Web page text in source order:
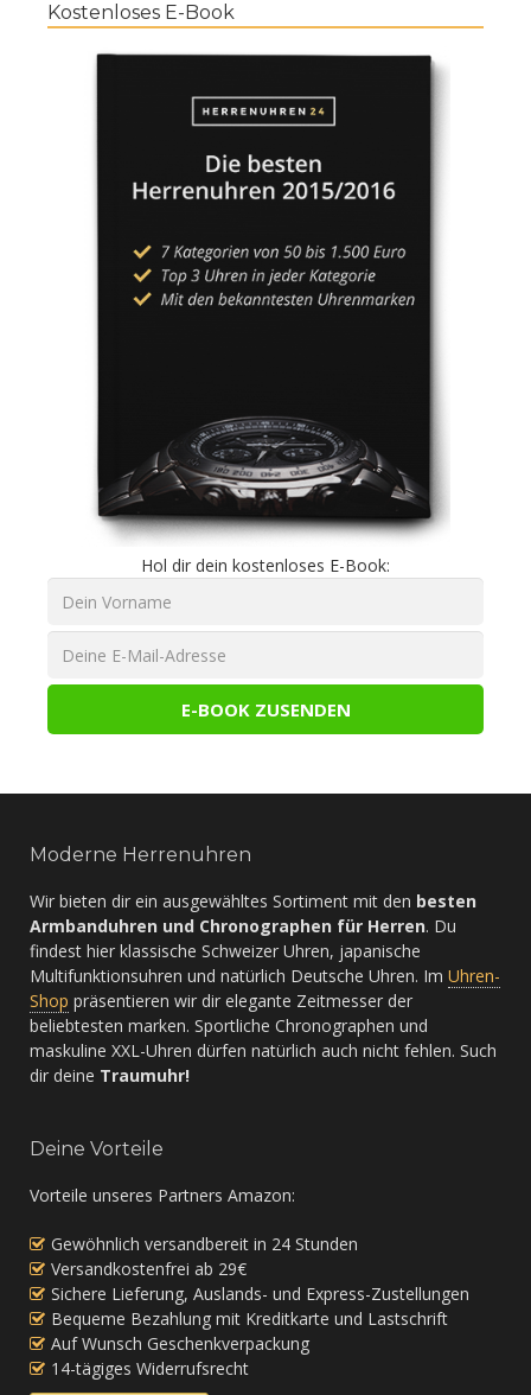
Kostenloses E-Book
Hol dir dein kostenloses E-Book:
Moderne Herrenuhren
Wir bieten dir ein ausgewähltes Sortiment mit den besten
Armbanduhren und Chronographen für Herren. Du
findest hier klassische Schweizer Uhren, japanische
Multifunktionsuhren und natürlich Deutsche Uhren. Im Uhren-
Shop präsentieren wir dir elegante Zeitmesser der
beliebtesten marken. Sportliche Chronographen und
maskuline XXL-Uhren dürfen natürlich auch nicht fehlen. Such
dir deine Traumuhr!
Deine Vorteile
Vorteile unseres Partners Amazon:
Gewöhnlich versandbereit in 24 Stunden
Versandkostenfrei ab 29€
Sichere Lieferung, Auslands- und Express-Zustellungen
Bequeme Bezahlung mit Kreditkarte und Lastschrift
Auf Wunsch Geschenkverpackung
14-tägiges Widerrufsrecht